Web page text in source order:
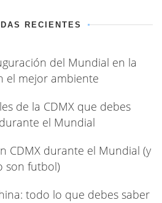
RECIENTES
del Mundial en la
el mejor ambiente
de la CDMX que debes
el Mundial
CDMX durante el Mundial (y
son futbol)
todo lo que debes saber